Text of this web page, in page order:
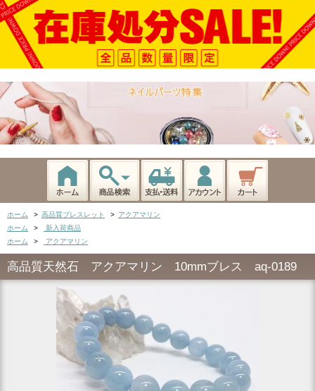
ホーム > 高品質ブレスレット > アクアマリン
ホーム
>
新入荷商品
ホーム
> アクアマリン
高品質天然石 アクアマリン 10mmブレス aq-0189